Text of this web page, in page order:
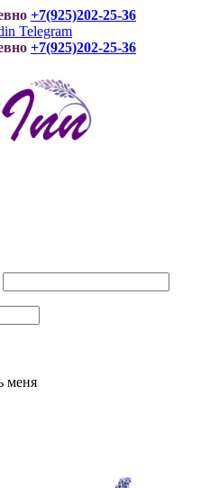
+7(925)202-25-36
Telegram
+7(925)202-25-36
меня